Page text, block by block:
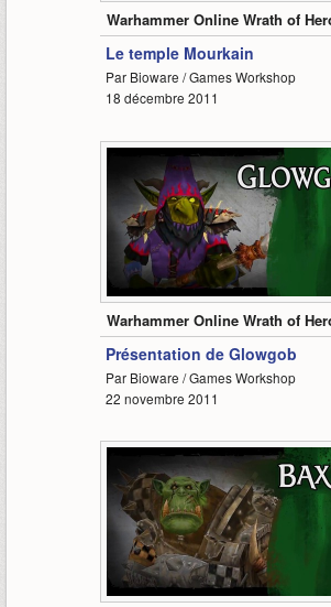
Warhammer Online Wrath of
Le temple Mourkain
Par Bioware / Games Workshop
18 décembre 2011
Warhammer Online Wrath of
Présentation de Glowgob
Par Bioware / Games Workshop
22 novembre 2011